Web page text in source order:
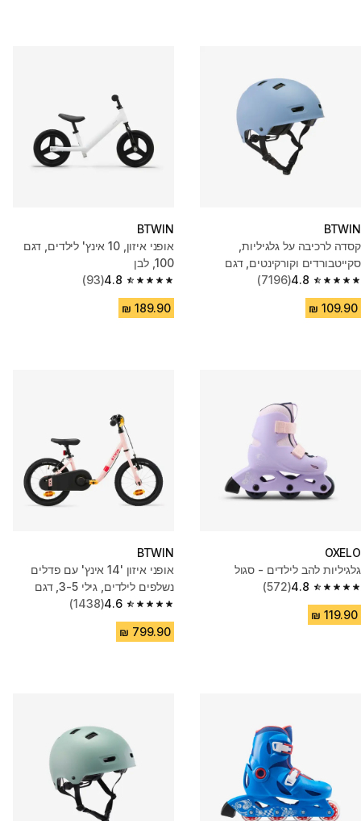
BTWIN
קסדה לרכיבה על גלגיליות,
סקייטבורדים וקורקינטים, דגם
MF500 - תכלת
4.8
4.8 out of 5 stars from 7196 reviews
(7196)
BTWIN
אופני איזון, 10 אינץ' לילדים, דגם
100, לבן
4.8
4.8 out of 5 stars from 93 reviews
(93)
OXELO
גלגיליות להב לילדים - סגול
4.8
4.8 out of 5 stars from 572 reviews
(572)
BTWIN
אופני איזון '14 אינץ' עם פדלים
נשלפים לילדים, גילי 3-5, דגם
Discover 500 - ורוד
4.6
4.6 out of 5 stars from 1438 reviews
(1438)